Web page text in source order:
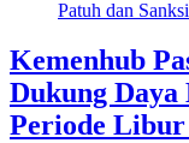
Kemenhub
Dukung Daya
Periode Libur